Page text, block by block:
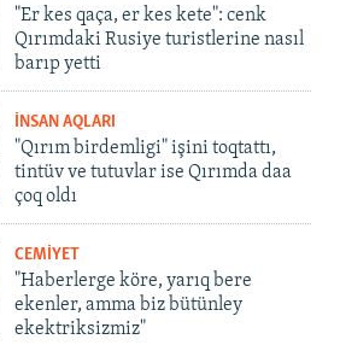
"Er kes qaça, er kes kete": cenk
Qırımdaki Rusiye turistlerine nasıl
barıp yetti
İNSAN AQLARI
"Qırım birdemligi" işini toqtattı,
tintüv ve tutuvlar ise Qırımda daa
çoq oldı
CEMİYET
"Haberlerge köre, yarıq bere
ekenler, amma biz bütünley
ekektriksizmiz"